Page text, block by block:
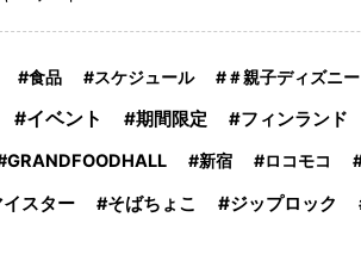
食品 スケジュール ＃親子ディズニー
イベント 期間限定 フィンランド
GRANDFOODHALL 新宿 ロコモコ
スター そばちょこ ジップロック